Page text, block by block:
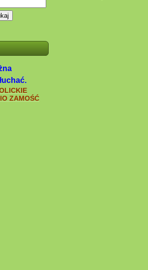
ZAMOŚĆ